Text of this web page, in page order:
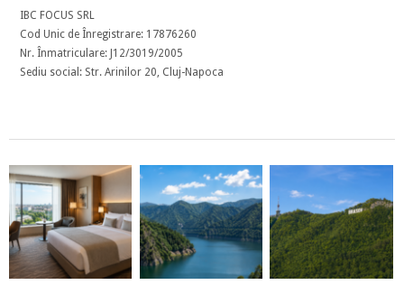
IBC FOCUS SRL
Cod Unic de Înregistrare: 17876260
Nr. Înmatriculare: J12/3019/2005
Sediu social: Str. Arinilor 20, Cluj-Napoca